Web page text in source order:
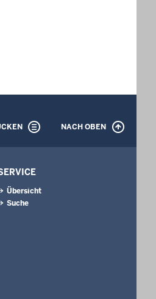
NACH OBEN
Übersicht
Suche